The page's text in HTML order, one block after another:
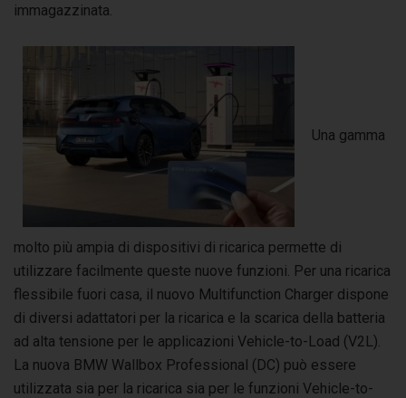
immagazzinata.
Una gamma
molto più ampia di dispositivi di ricarica permette di
utilizzare facilmente queste nuove funzioni. Per una ricarica
flessibile fuori casa, il nuovo Multifunction Charger dispone
di diversi adattatori per la ricarica e la scarica della batteria
ad alta tensione per le applicazioni Vehicle-to-Load (V2L).
La nuova BMW Wallbox Professional (DC) può essere
utilizzata sia per la ricarica sia per le funzioni Vehicle-to-